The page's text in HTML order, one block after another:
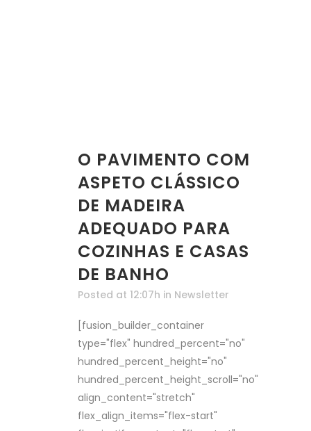
O PAVIMENTO COM
ASPETO CLÁSSICO
DE MADEIRA
ADEQUADO PARA
COZINHAS E CASAS
DE BANHO
Posted at 12:07h in Newsletter
[fusion_builder_container
type="flex" hundred_percent="no"
hundred_percent_height="no"
hundred_percent_height_scroll="no"
align_content="stretch"
flex_align_items="flex-start"